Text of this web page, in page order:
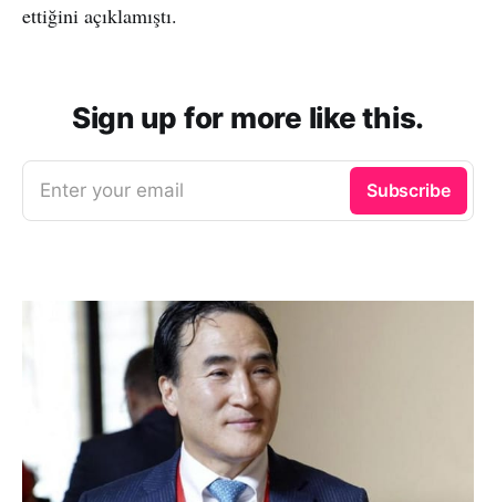
ettiğini açıklamıştı.
Sign up for more like this.
Enter your email Subscribe